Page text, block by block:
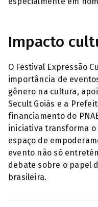
Impacto
O Festival Expressão
importância de
gênero na cultura,
Secult Goiás e a
financiamento do
iniciativa transforma o
espaço de
evento não só
debate sobre o papel
brasileira.